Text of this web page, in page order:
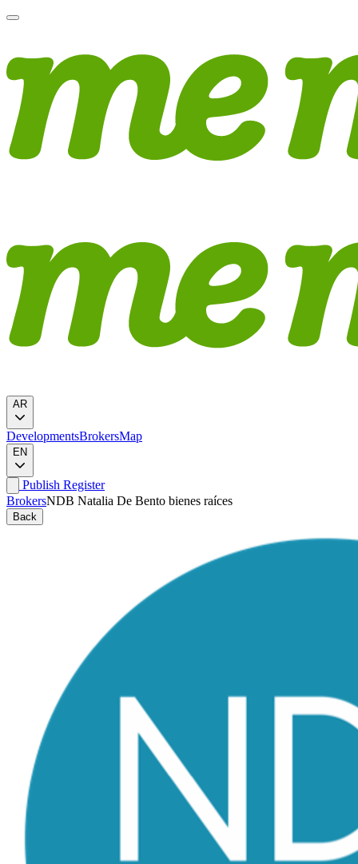
AR
DevelopmentsBrokersMap
EN
Publish Register
BrokersNDB Natalia De Bento bienes raíces
Back